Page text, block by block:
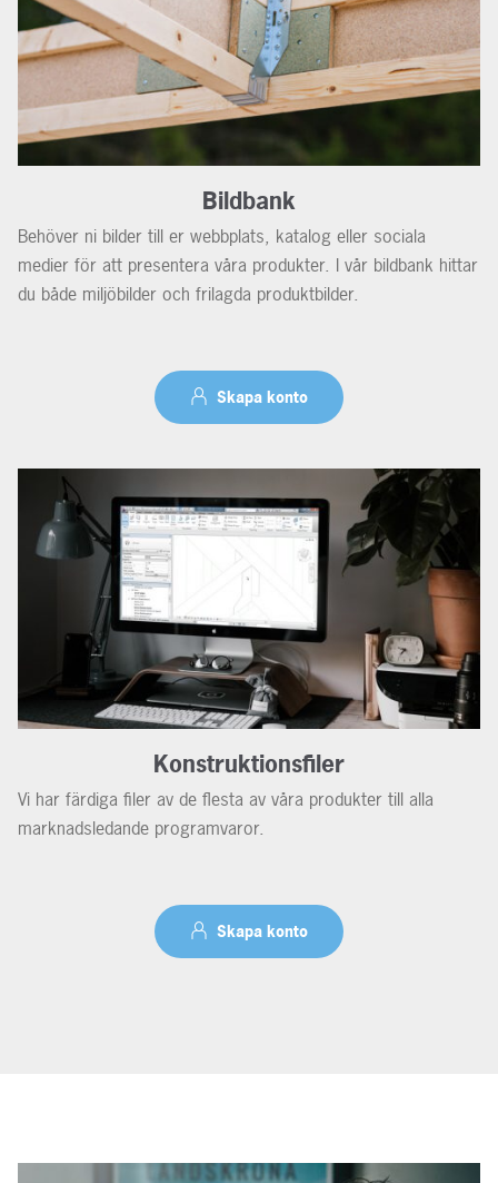
Bildbank
Behöver ni bilder till er webbplats, katalog eller sociala
medier för att presentera våra produkter. I vår bildbank hittar
du både miljöbilder och frilagda produktbilder.
Skapa konto
Konstruktionsfiler
Vi har färdiga filer av de flesta av våra produkter till alla
marknadsledande programvaror.
Skapa konto